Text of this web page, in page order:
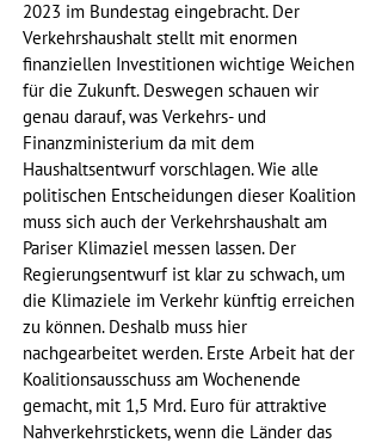
2023 im Bundestag eingebracht. Der
Verkehrshaushalt stellt mit enormen
finanziellen Investitionen wichtige Weichen
für die Zukunft. Deswegen schauen wir
genau darauf, was Verkehrs- und
Finanzministerium da mit dem
Haushaltsentwurf vorschlagen. Wie alle
politischen Entscheidungen dieser Koalition
muss sich auch der Verkehrshaushalt am
Pariser Klimaziel messen lassen. Der
Regierungsentwurf ist klar zu schwach, um
die Klimaziele im Verkehr künftig erreichen
zu können. Deshalb muss hier
nachgearbeitet werden. Erste Arbeit hat der
Koalitionsausschuss am Wochenende
gemacht, mit 1,5 Mrd. Euro für attraktive
Nahverkehrstickets, wenn die Länder das